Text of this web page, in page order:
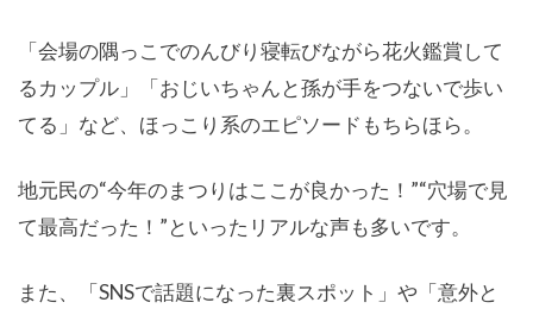
「会場の隅っこでのんびり寝転びながら花火鑑賞して
るカップル」「おじいちゃんと孫が手をつないで歩い
てる」など、ほっこり系のエピソードもちらほら。
地元民の“今年のまつりはここが良かった！”“穴場で見
て最高だった！”といったリアルな声も多いです。
また、「SNSで話題になった裏スポット」や「意外と